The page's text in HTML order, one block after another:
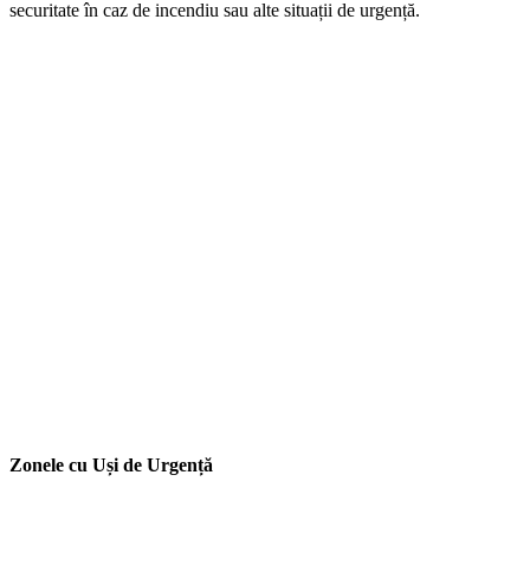
securitate în caz de incendiu sau alte situații de urgență.
Zonele cu Uși de Urgență